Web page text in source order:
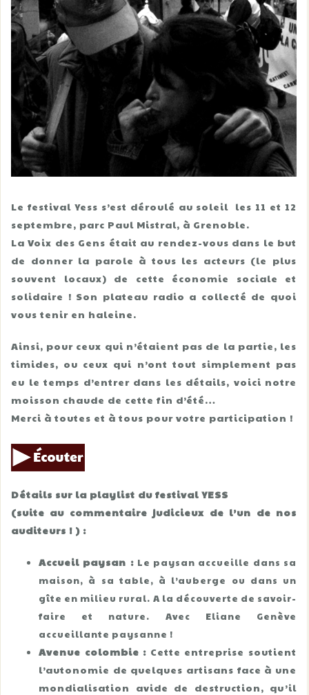
Le festival Yess s’est déroulé au soleil les 11 et 12
septembre, parc Paul Mistral, à Grenoble.
La Voix des Gens était au rendez-vous dans le but
de donner la parole à tous les acteurs (le plus
souvent locaux) de cette économie sociale et
solidaire ! Son plateau radio a collecté de quoi
vous tenir en haleine.
Ainsi, pour ceux qui n’étaient pas de la partie, les
timides, ou ceux qui n’ont tout simplement pas
eu le temps d’entrer dans les détails, voici notre
moisson chaude de cette fin d’été…
Merci à toutes et à tous pour votre participation !
Détails sur la playlist du festival YESS
(suite au commentaire judicieux de l’un de nos
auditeurs ! ) :
Accueil paysan : Le paysan accueille dans sa
maison, à sa table, à l’auberge ou dans un
gîte en milieu rural. A la découverte de savoir-
faire et nature. Avec Eliane Genève
accueillante paysanne !
Avenue colombie : Cette entreprise soutient
l’autonomie de quelques artisans face à une
mondialisation avide de destruction, qu’il